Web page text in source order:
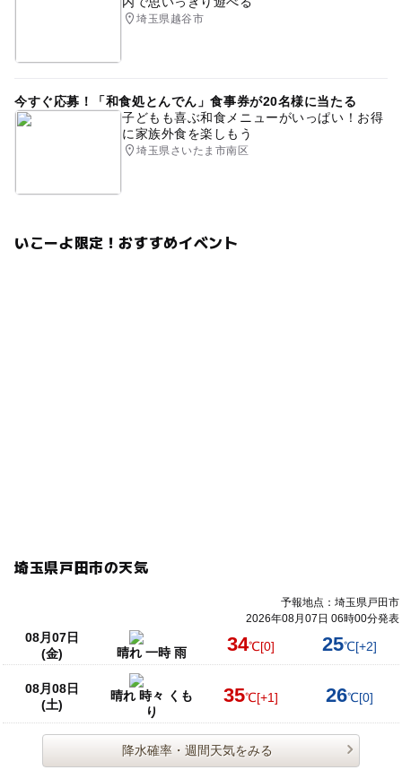
埼玉県越谷市
今すぐ応募！「和食処とんでん」食事券が20名様に当たる
子どもも喜ぶ和食メニューがいっぱい！お得
に家族外食を楽しもう
埼玉県さいたま市南区
いこーよ限定！おすすめイベント
埼玉県戸田市の天気
予報地点：埼玉県戸田市
2026年08月07日 06時00分発表
08月07日
(金)
晴れ 一時 雨 34℃[0] 25℃[+2]
08月08日
(土)
晴れ 時々 くも
り
35℃[+1] 26℃[0]
降水確率・週間天気をみる